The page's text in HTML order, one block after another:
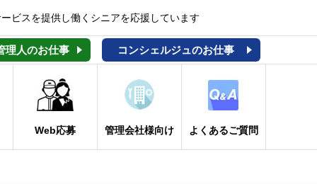
ビスを提供し働くシニアを応援しています
理人のお仕事 コンシェルジュのお仕事
Web応募 管理会社様向け よくあるご質問